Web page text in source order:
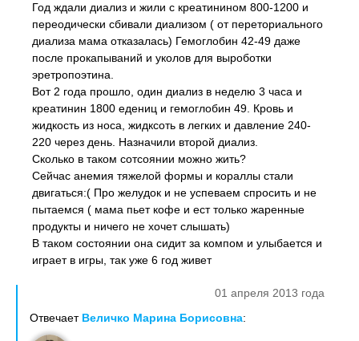
Год ждали диализ и жили с креатинином 800-1200 и
переодически сбивали диализом ( от переториального
диализа мама отказалась) Гемоглобин 42-49 даже
после прокапываний и уколов для выроботки
эретропоэтина.
Вот 2 года прошло, один диализ в неделю 3 часа и
креатинин 1800 едениц и гемоглобин 49. Кровь и
жидкость из носа, жидксоть в легких и давление 240-
220 через день. Назначили второй диализ.
Сколько в таком сотсоянии можно жить?
Сейчас анемия тяжелой формы и кораллы стали
двигаться:( Про желудок и не успеваем спросить и не
пытаемся ( мама пьет кофе и ест только жаренные
продукты и ничего не хочет слышать)
В таком состоянии она сидит за компом и улыбается и
играет в игры, так уже 6 год живет
01 апреля 2013 года
Отвечает Величко Марина Борисовна: